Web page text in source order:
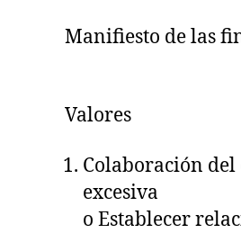
Manifiesto de las
Valores
Colaboración
excesiva
o Establecer